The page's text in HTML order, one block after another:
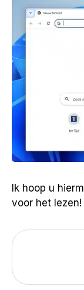
Ik hoop u
voor het lezen!